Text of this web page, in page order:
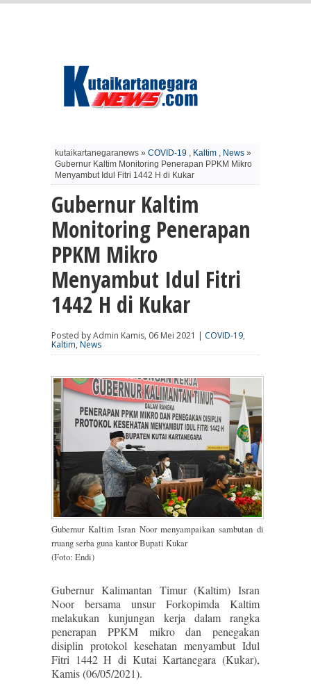
kutaikartanegaranews » COVID-19 , Kaltim , News »
Gubernur Kaltim Monitoring Penerapan PPKM Mikro
Menyambut Idul Fitri 1442 H di Kukar
Gubernur Kaltim
Monitoring Penerapan
PPKM Mikro
Menyambut Idul Fitri
1442 H di Kukar
Posted by Admin Kamis, 06 Mei 2021 | COVID-19,
Kaltim, News
Gubernur Kaltim Isran Noor menyampaikan sambutan di
rruang serba guna kantor Bupati Kukar
(Foto: Endi)
Gubernur Kalimantan Timur (Kaltim) Isran
Noor bersama unsur Forkopimda Kaltim
melakukan kunjungan kerja dalam rangka
penerapan PPKM mikro dan penegakan
disiplin protokol kesehatan menyambut Idul
Fitri 1442 H di Kutai Kartanegara (Kukar),
Kamis (06/05/2021).